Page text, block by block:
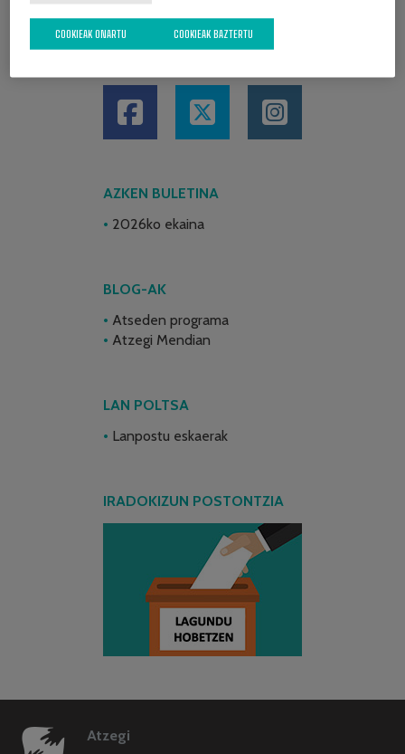
AZKEN BULETINA
2026ko ekaina
BLOG-AK
Atseden programa
Atzegi Mendian
LAN POLTSA
Lanpostu eskaerak
IRADOKIZUN POSTONTZIA
Atzegi
COOKIEAK BAZTERTU
COOKIEAK ONARTU